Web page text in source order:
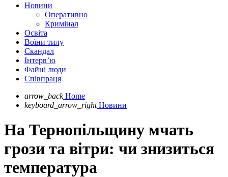
Новини
Оперативно
Кримінал
Освіта
Воїни тилу
Скандал
Інтерв’ю
Файні люди
Співпраця
arrow_back Home
keyboard_arrow_right Новини
На Тернопільщину мчать
грози та вітри: чи знизиться
температура